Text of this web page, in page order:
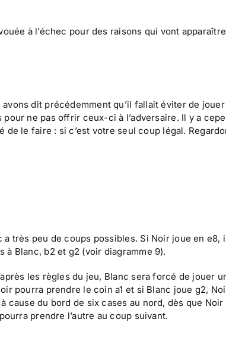
à l’échec pour des raisons qui vont
avons dit précédemment qu’il fallait éviter de
pour ne pas offrir ceux-ci à l’adversaire. Il y a
de le faire : si c’est votre seul coup légal.
a très peu de coups possibles. Si Noir joue en e8,
à Blanc, b2 et g2 (voir diagramme 9).
les règles du jeu, Blanc sera forcé de jouer
pourra prendre le coin a1 et si Blanc joue g2,
cause du bord de six cases au nord, dès que Noir
prendre l’autre au coup suivant.